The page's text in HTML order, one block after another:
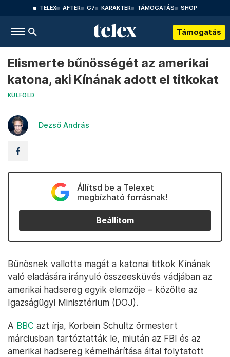
TELEX AFTER G7 KARAKTER TÁMOGATÁS SHOP
Támogatás
Elismerte bűnösségét az amerikai
katona, aki Kínának adott el titkokat
KÜLFÖLD
Dezső András
Állítsd be a Telexet
megbízható forrásnak!
Beállítom
Bűnösnek vallotta magát a katonai titkok Kínának
való eladására irányuló összeesküvés vádjában az
amerikai hadsereg egyik elemzője – közölte az
Igazságügyi Minisztérium (DOJ).
A BBC azt írja, Korbein Schultz őrmestert
márciusban tartóztatták le, miután az FBI és az
amerikai hadsereg kémelhárítása által folytatott